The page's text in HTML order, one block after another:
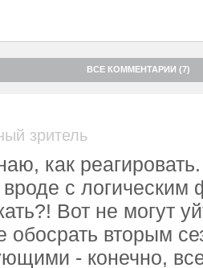
ВСЕ КОММЕНТАРИИ (7)
зритель
как
с
Вот не могут
обосрать вторым
- конечно,